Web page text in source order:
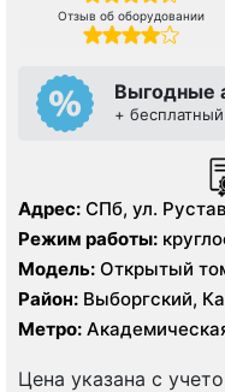
Отзыв об оборудовании
Выгодные
+
Адрес: СПб, ул.
Режим работы:
Модель: Открытый
Тесла, УЗИ
Район: Выборгский,
Кронштадтский,
Метро:
Политехническая,
Цена указана с